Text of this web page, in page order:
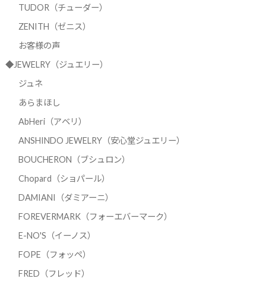
TUDOR（チューダー）
ZENITH（ゼニス）
お客様の声
◆JEWELRY（ジュエリー）
ジュネ
あらまほし
AbHeri（アベリ）
ANSHINDO JEWELRY（安心堂ジュエリー）
BOUCHERON（ブシュロン）
Chopard（ショパール）
DAMIANI（ダミアーニ）
FOREVERMARK（フォーエバーマーク）
E-NO'S（イーノス）
FOPE（フォッペ）
FRED（フレッド）